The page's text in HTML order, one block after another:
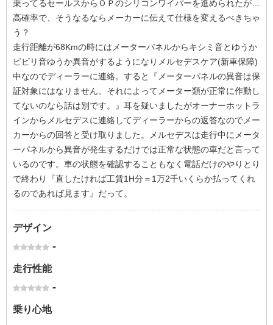
乗ってるセールスからＯＰのシリコンワイパーを進められたが…
高確率で、そうなるならメーカーに伝えて仕様を変えるべきちゃ
う？
走行距離が68Kmの時にはメーターパネルからキシミ音とゆうか
ビビリ音ゆうか異音がするようになりメルセデスケア(新車保障)
中なのでディーラーに連絡。すると『メーターパネルの異音は保
証対象にはなりません。それによってメーター類が正常に作動し
てないのなら話は別です。』耳を疑いましたがオーナーホットラ
インからメルセデスに連絡してディーラーからの返答なのでメー
カーからの回答と受け取りました。メルセデスは走行中にメータ
ーパネルから異音が発生するだけでは正常な状態の車だと言って
いるのです。車の状態を確認することもなく電話だけのやりとり
で終わり『直したければ工賃1H分＝1万2千いくらか払ってくれ
るのであれば見ます』だって。
デザイン
-
走行性能
-
乗り心地